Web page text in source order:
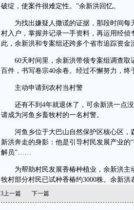
破绽，使案件很难定性。”余新洪回忆。
为找出嫌疑人撒谎的证据，那段时间每
村入户，掌握并记录一手资料，再运用经
此，余新洪和专案组还跨多个省市追踪资金
60天时间里，余新洪带领专案组调查取
百件，书写卷宗40余卷。经过不懈努力，终
主动申请到农村当村警
还有不到4年就退休了，可余新洪一点没
请成为河鱼乡畜牧村的一名村警。
河鱼乡位于大巴山自然保护区核心区，
新洪奔走的身影：他是引导村民发展产业的
解员”……
为帮助村民发展香椿种植业，余新洪主
牧村部分村民已试种香椿约3000株。余新
3上一篇 下一篇